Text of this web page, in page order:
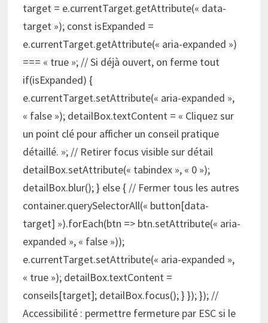
target = e.currentTarget.getAttribute(« data-
target »); const isExpanded =
e.currentTarget.getAttribute(« aria-expanded »)
=== « true »; // Si déjà ouvert, on ferme tout
if(isExpanded) {
e.currentTarget.setAttribute(« aria-expanded »,
« false »); detailBox.textContent = « Cliquez sur
un point clé pour afficher un conseil pratique
détaillé. »; // Retirer focus visible sur détail
detailBox.setAttribute(« tabindex », « 0 »);
detailBox.blur(); } else { // Fermer tous les autres
container.querySelectorAll(« button[data-
target] »).forEach(btn => btn.setAttribute(« aria-
expanded », « false »));
e.currentTarget.setAttribute(« aria-expanded »,
« true »); detailBox.textContent =
conseils[target]; detailBox.focus(); } }); }); //
Accessibilité : permettre fermeture par ESC si le